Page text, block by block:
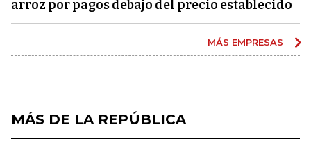
arroz por pagos debajo del precio establecido
MÁS EMPRESAS
MÁS DE LA REPÚBLICA